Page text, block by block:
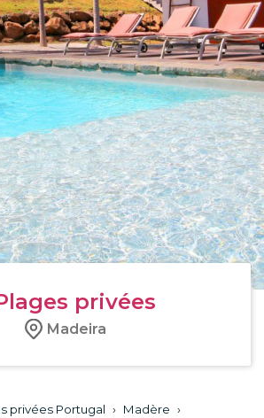
privées
Madeira
privées Portugal › Madère ›